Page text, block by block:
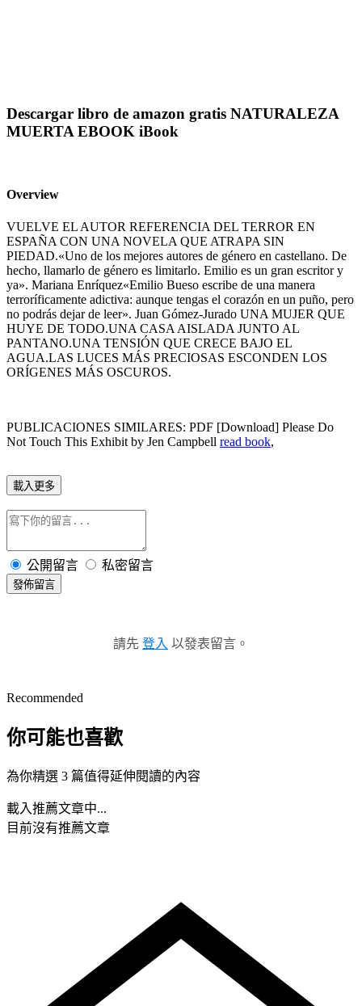
Descargar libro de amazon gratis NATURALEZA
MUERTA EBOOK iBook
Overview
VUELVE EL AUTOR REFERENCIA DEL TERROR EN
ESPAÑA CON UNA NOVELA QUE ATRAPA SIN
PIEDAD.«Uno de los mejores autores de género en castellano. De
hecho, llamarlo de género es limitarlo. Emilio es un gran escritor y
ya». Mariana Enríquez«Emilio Bueso escribe de una manera
terroríficamente adictiva: aunque tengas el corazón en un puño, pero
no podrás dejar de leer». Juan Gómez-Jurado UNA MUJER QUE
HUYE DE TODO.UNA CASA AISLADA JUNTO AL
PANTANO.UNA TENSIÓN QUE CRECE BAJO EL
AGUA.LAS LUCES MÁS PRECIOSAS ESCONDEN LOS
ORÍGENES MÁS OSCUROS.
PUBLICACIONES SIMILARES: PDF [Download] Please Do
Not Touch This Exhibit by Jen Campbell read book,
載入更多
公開留言 私密留言
發佈留言
請先 登入 以發表留言。
Recommended
你可能也喜歡
為你精選 3 篇值得延伸閱讀的內容
載入推薦文章中...
目前沒有推薦文章